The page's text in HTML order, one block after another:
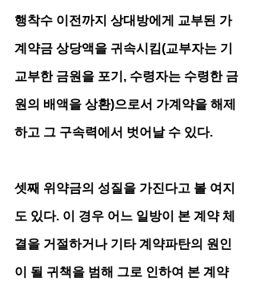
행착수 이전까지 상대방에게 교부된 가
계약금 상당액을 귀속시킴(교부자는 기
교부한 금원을 포기, 수령자는 수령한 금
원의 배액을 상환)으로서 가계약을 해제
하고 그 구속력에서 벗어날 수 있다.
셋째 위약금의 성질을 가진다고 볼 여지
도 있다. 이 경우 어느 일방이 본 계약 체
결을 거절하거나 기타 계약파탄의 원인
이 될 귀책을 범해 그로 인하여 본 계약